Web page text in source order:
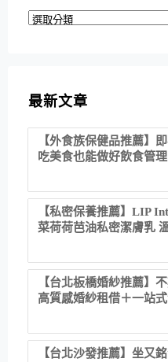
分
最新文章
【外食族保健品推薦】
吃美食也能做好飲食管
【私密保養推薦】LIP
菜荷荷芭油私密潔膚乳
【台北板橋婚紗推薦】
高質感婚紗租借＋一站
【台北沙發推薦】坐又